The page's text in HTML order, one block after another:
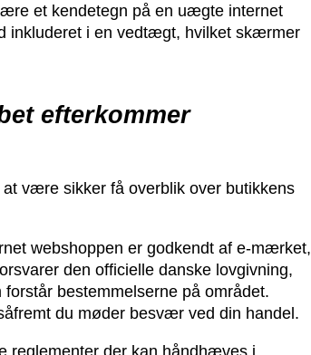
et kendetegn på en uægte internet
inkluderet i en vedtægt, hvilket skærmer
efterkommer
være sikker få overblik over butikkens
webshoppen er godkendt af e-mærket,
den officielle danske lovgivning,
bestemmelserne på området.
du møder besvær ved din handel.